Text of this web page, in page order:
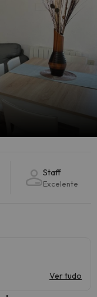
Staff
Excelente
Ver tudo